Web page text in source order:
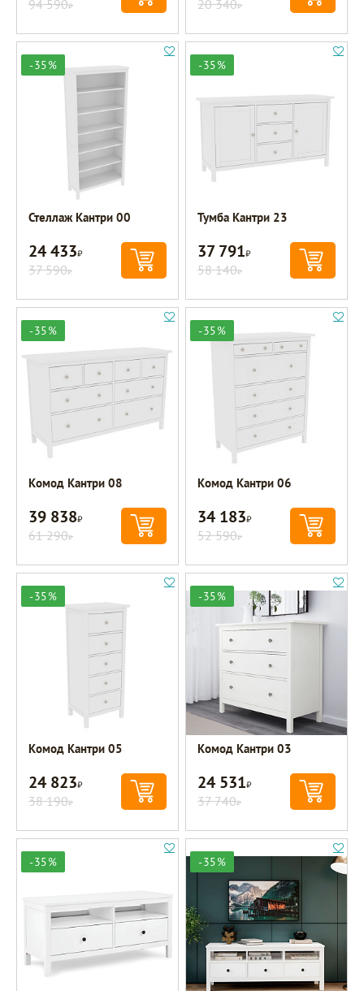
94 590Р 20 340Р
-35%
Стеллаж Кантри 00
24 433Р
37 590Р
-35%
Тумба Кантри 23
37 791Р
58 140Р
-35%
Комод Кантри 08
39 838Р
61 290Р
-35%
Комод Кантри 06
34 183Р
52 590Р
-35%
Комод Кантри 05
24 823Р
38 190Р
-35%
Комод Кантри 03
24 531Р
37 740Р
-35% -35%